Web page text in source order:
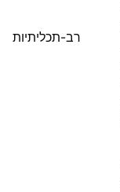
רב-תכליתיות